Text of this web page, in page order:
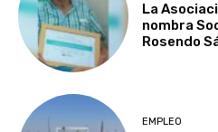
La
nombra
Rosendo
EMPLEO